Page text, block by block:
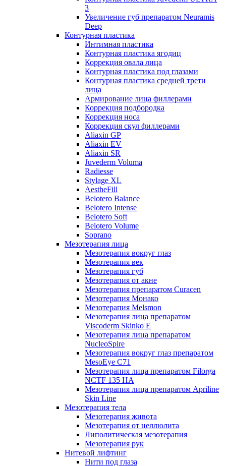
3
Увеличение губ препаратом Neuramis
Deep
Контурная пластика
Интимная пластика
Контурная пластика ягодиц
Коррекция овала лица
Контурная пластика под глазами
Контурная пластика средней трети
лица
Армирование лица филлерами
Коррекция подбородка
Коррекция носа
Коррекция скул филлерами
Aliaxin GP
Aliaxin EV
Aliaxin SR
Juvederm Voluma
Radiesse
Stylage XL
AestheFill
Belotero Balance
Belotero Intense
Belotero Soft
Belotero Volume
Soprano
Мезотерапия лица
Мезотерапия вокруг глаз
Мезотерапия век
Мезотерапия губ
Мезотерапия от акне
Мезотерапия препаратом Curacen
Мезотерапия Монако
Мезотерапия Melsmon
Мезотерапия лица препаратом
Viscoderm Skinko E
Мезотерапия лица препаратом
NucleoSpire
Мезотерапия вокруг глаз препаратом
MesoEye С71
Мезотерапия лица препаратом Filorga
NCTF 135 HA
Мезотерапия лица препаратом Apriline
Skin Line
Мезотерапия тела
Мезотерапия живота
Мезотерапия от целлюлита
Липолитическая мезотерапия
Мезотерапия рук
Нитевой лифтинг
Нити под глаза